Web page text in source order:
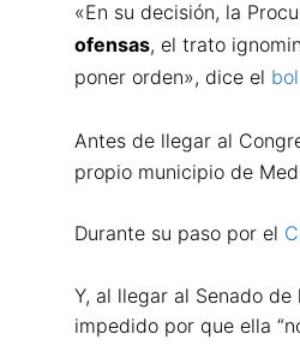
«En su decisión, la
ofensas, el trato
poner orden», dice el
Antes de llegar al
propio municipio de
Durante su paso por el
Y, al llegar al Senado
impedido por que ella